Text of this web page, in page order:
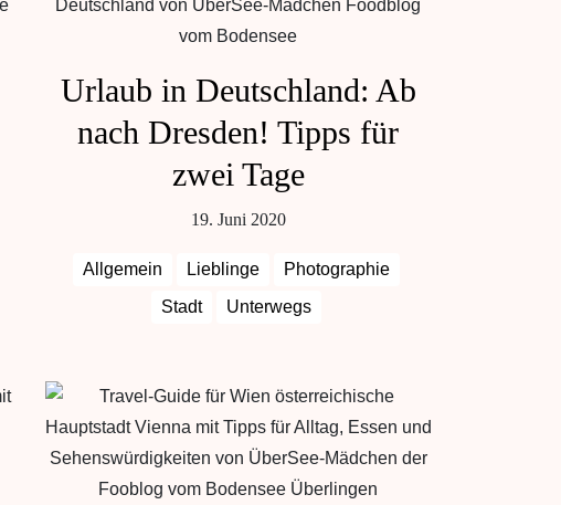
Urlaub in Deutschland: Ab
nach Dresden! Tipps für
zwei Tage
19. Juni 2020
Allgemein Lieblinge
Photographie
Stadt
Unterwegs